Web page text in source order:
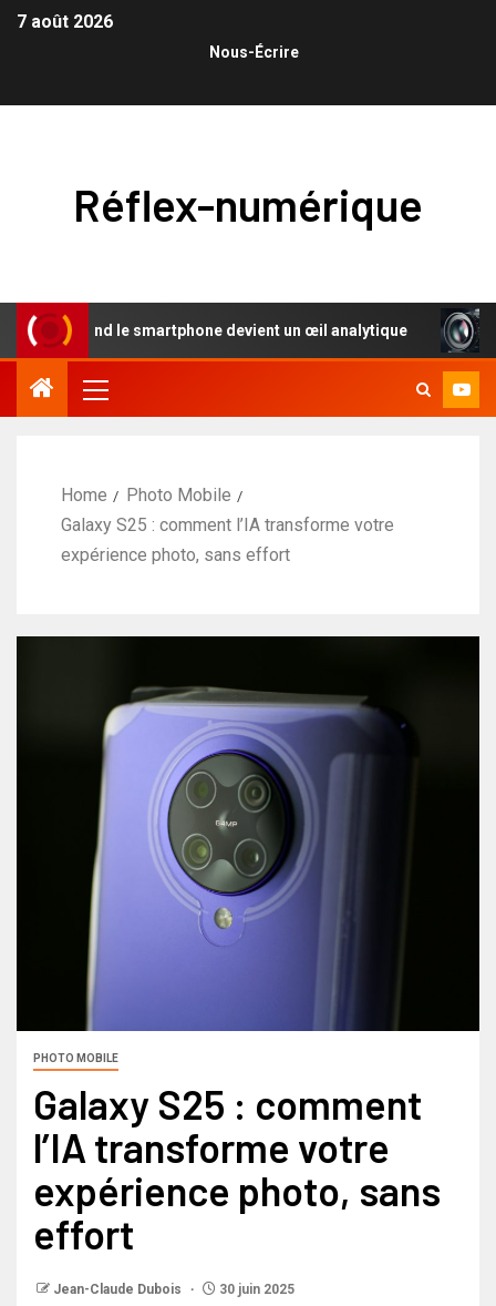
7 août 2026
Nous-Écrire
Réflex-numérique
quand le smartphone devient un œil analytique
Home
Photo Mobile
Galaxy S25 : comment l’IA transforme votre
expérience photo, sans effort
PHOTO MOBILE
Galaxy S25 : comment
l’IA transforme votre
expérience photo, sans
effort
Jean-Claude Dubois 30 juin 2025